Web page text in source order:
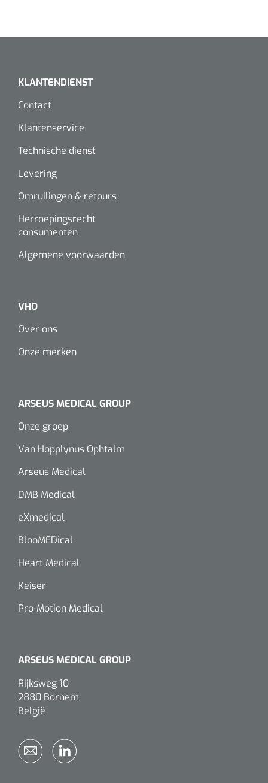
KLANTENDIENST
Contact
Klantenservice
Technische dienst
Levering
Omruilingen & retours
Herroepingsrecht
consumenten
Algemene voorwaarden
VHO
Over ons
Onze merken
ARSEUS MEDICAL GROUP
Onze groep
Van Hopplynus Ophtalm
Arseus Medical
DMB Medical
eXmedical
BlooMEDical
Heart Medical
Keiser
Pro-Motion Medical
ARSEUS MEDICAL GROUP
Rijksweg 10
2880 Bornem
België